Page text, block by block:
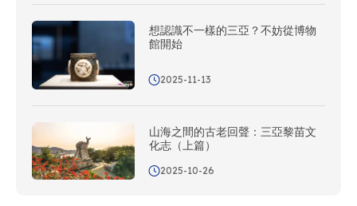
想認識不一樣的三亞？不妨從博物
館開始
2025-11-13
山海之間的古老回聲：三亞黎苗文
化志（上篇）
2025-10-26